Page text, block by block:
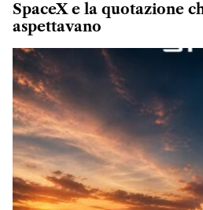
SpaceX e la quotazione
aspettavano